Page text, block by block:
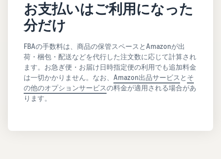
お支払いはご利用になった
分だけ
FBAの手数料は、商品の保管スペースとAmazonが出
荷・梱包・配送などを代行した注文数に応じて計算され
ます。お急ぎ便・お届け日時指定便の利用でも追加料金
は一切かかりません。なお、 Amazon出品サービス と そ
の他のオプションサービスの料金が適用される場合があ
ります。